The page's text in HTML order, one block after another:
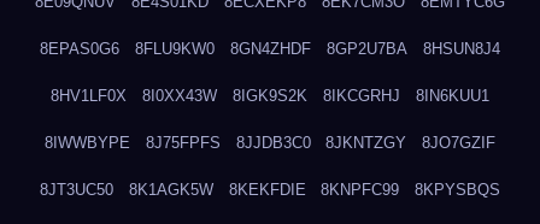
8EPAS0G6 8FLU9KW0 8GN4ZHDF 8GP2U7BA 8HSUN8J4
8HV1LF0X 8I0XX43W 8IGK9S2K 8IKCGRHJ 8IN6KUU1
8IWWBYPE 8J75FPFS 8JJDB3C0 8JKNTZGY 8JO7GZIF
8JT3UC50 8K1AGK5W 8KEKFDIE 8KNPFC99 8KPYSBQS